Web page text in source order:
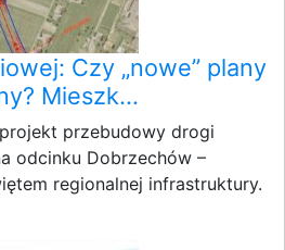
Czy „nowe” plany
Mieszk...
przebudowy drogi
odcinku Dobrzechów –
regionalnej infrastruktury.